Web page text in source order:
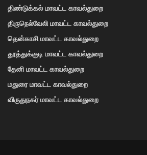
திண்டுக்கல் மாவட்ட காவல்துறை
திருநெல்வேலி மாவட்ட காவல்துறை
தென்காசி மாவட்ட காவல்துறை
தூத்துக்குடி மாவட்ட காவல்துறை
தேனி மாவட்ட காவல்துறை
மதுரை மாவட்ட காவல்துறை
விருதுநகர் மாவட்ட காவல்துறை